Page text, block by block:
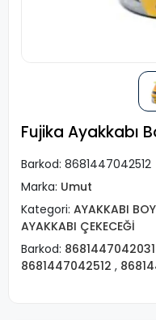
Fujika Ayakkabı
Barkod: 8681447042512
Marka: Umut
Kategori: AYAKKABI
AYAKKABI ÇEKECEĞİ
Barkod: 8681447042031
8681447042512 ,